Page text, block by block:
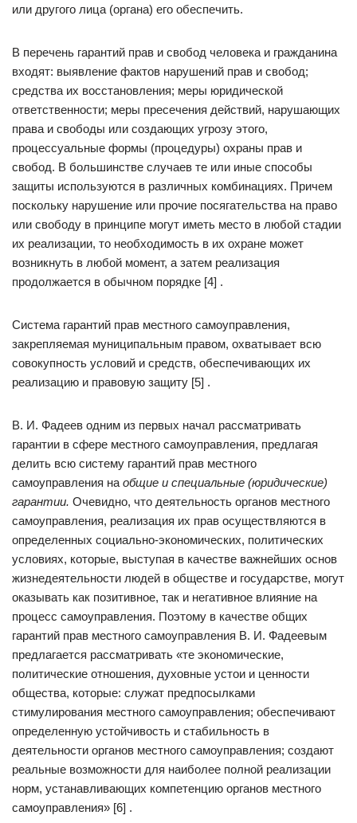
или другого лица (органа) его обеспечить.
В перечень гарантий прав и свобод человека и гражданина
входят: выявление фактов нарушений прав и свобод;
средства их восстановления; меры юридической
ответственности; меры пресечения действий, нарушающих
права и свободы или создающих угрозу этого,
процессуальные формы (процедуры) охраны прав и
свобод. В большинстве случаев те или иные способы
защиты используются в различных комбинациях. Причем
поскольку нарушение или прочие посягательства на право
или свободу в принципе могут иметь место в любой стадии
их реализации, то необходимость в их охране может
возникнуть в любой момент, а затем реализация
продолжается в обычном порядке [4] .
Система гарантий прав местного самоуправления,
закрепляемая муниципальным правом, охватывает всю
совокупность условий и средств, обеспечивающих их
реализацию и правовую защиту [5] .
В. И. Фадеев одним из первых начал рассматривать
гарантии в сфере местного самоуправления, предлагая
делить всю систему гарантий прав местного
самоуправления на общие и специальные (юридические)
гарантии. Очевидно, что деятельность органов местного
самоуправления, реализация их прав осуществляются в
определенных социально-экономических, политических
условиях, которые, выступая в качестве важнейших основ
жизнедеятельности людей в обществе и государстве, могут
оказывать как позитивное, так и негативное влияние на
процесс самоуправления. Поэтому в качестве общих
гарантий прав местного самоуправления В. И. Фадеевым
предлагается рассматривать «те экономические,
политические отношения, духовные устои и ценности
общества, которые: служат предпосылками
стимулирования местного самоуправления; обеспечивают
определенную устойчивость и стабильность в
деятельности органов местного самоуправления; создают
реальные возможности для наиболее полной реализации
норм, устанавливающих компетенцию органов местного
самоуправления» [6] .